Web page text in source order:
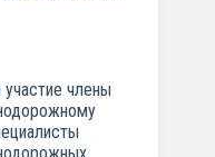
участие члены